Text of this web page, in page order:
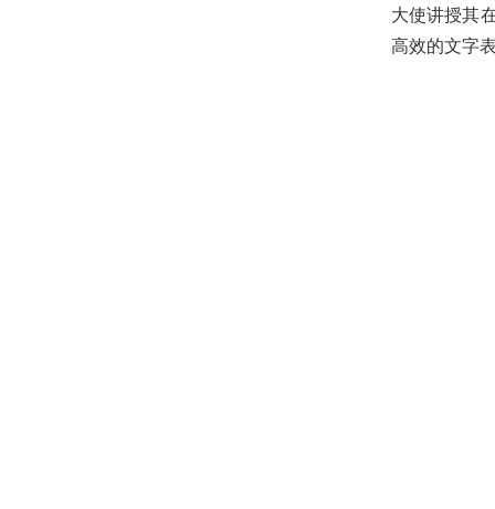
大使讲授其
高效的文字